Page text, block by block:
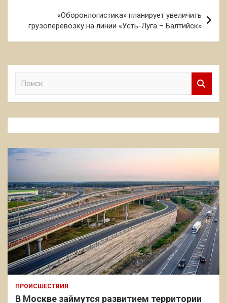
«Оборонлогистика» планирует увеличить
грузоперевозку на линии «Усть-Луга – Балтийск»
к
ПРОИСШЕСТВИЯ
В Москве займутся развитием территории